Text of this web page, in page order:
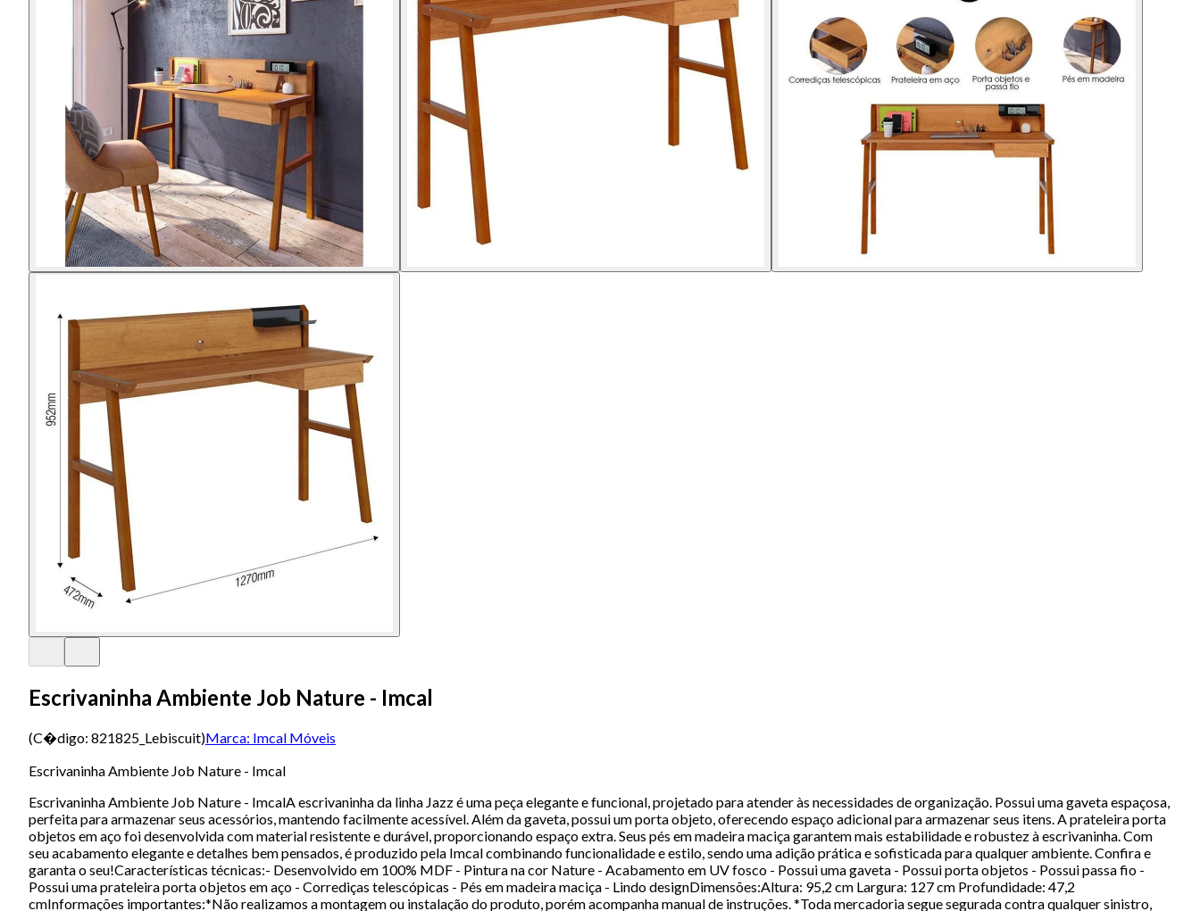
Escrivaninha Ambiente Job Nature - Imcal
(C�digo: 821825_Lebiscuit)Marca: Imcal Móveis
Escrivaninha Ambiente Job Nature - Imcal
Escrivaninha Ambiente Job Nature - ImcalA escrivaninha da linha Jazz é uma peça elegante e funcional, projetado para atender às necessidades de organização. Possui uma gaveta espaçosa,
perfeita para armazenar seus acessórios, mantendo facilmente acessível. Além da gaveta, possui um porta objeto, oferecendo espaço adicional para armazenar seus itens. A prateleira porta
objetos em aço foi desenvolvida com material resistente e durável, proporcionando espaço extra. Seus pés em madeira maciça garantem mais estabilidade e robustez à escrivaninha. Com
seu acabamento elegante e detalhes bem pensados, é produzido pela Imcal combinando funcionalidade e estilo, sendo uma adição prática e sofisticada para qualquer ambiente. Confira e
garanta o seu!Características técnicas:- Desenvolvido em 100% MDF - Pintura na cor Nature - Acabamento em UV fosco - Possui uma gaveta - Possui porta objetos - Possui passa fio -
Possui uma prateleira porta objetos em aço - Corrediças telescópicas - Pés em madeira maciça - Lindo designDimensões:Altura: 95,2 cm Largura: 127 cm Profundidade: 47,2
cmInformações importantes:*Não realizamos a montagem ou instalação do produto, porém acompanha manual de instruções. *Toda mercadoria segue segurada contra qualquer sinistro,